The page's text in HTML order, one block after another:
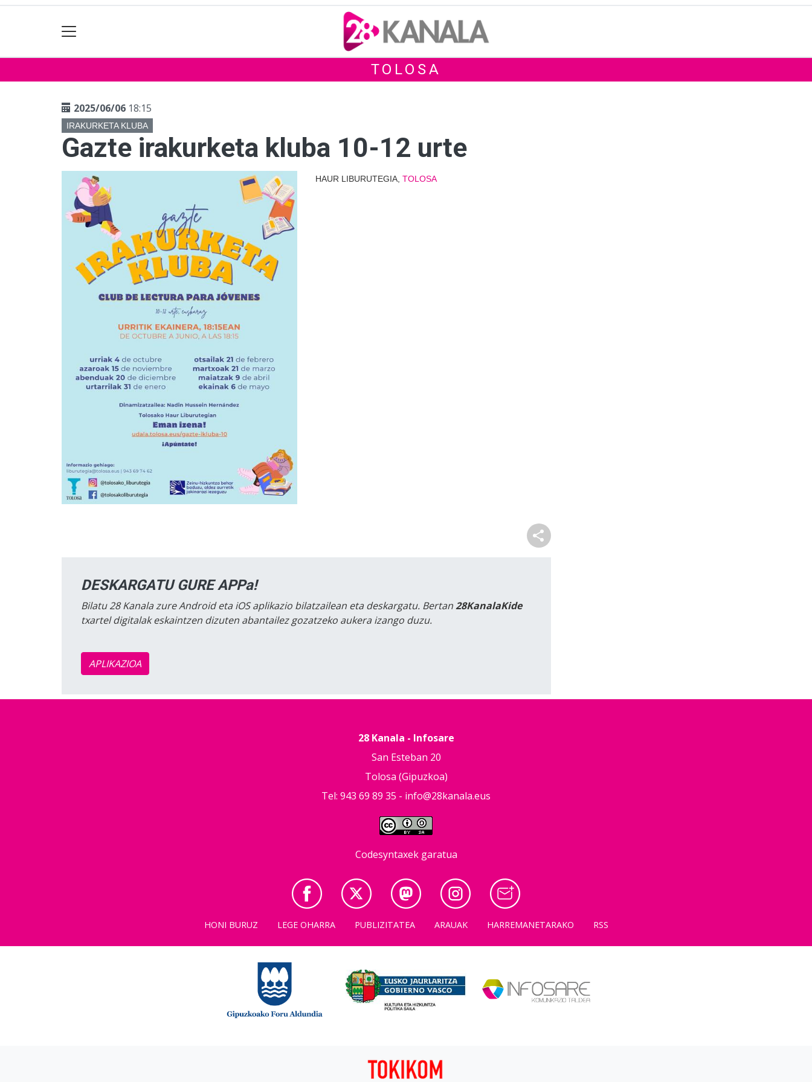
TOLOSA
2025/06/06 18:15
IRAKURKETA KLUBA
Gazte irakurketa kluba 10-12 urte
HAUR LIBURUTEGIA, TOLOSA
DESKARGATU GURE APPa!
Bilatu 28 Kanala zure Android eta iOS aplikazio bilatzailean eta deskargatu. Bertan28KanalaKide
txartel digitalak eskaintzen dizuten abantailez gozatzeko aukera izango duzu.
APLIKAZIOA
28 Kanala - Infosare
San Esteban 20
Tolosa (Gipuzkoa)
Tel: 943 69 89 35 - info@28kanala.eus
Codesyntaxek garatua
HONI BURUZ LEGE OHARRA PUBLIZITATEA ARAUAK HARREMANETARAKO RSS